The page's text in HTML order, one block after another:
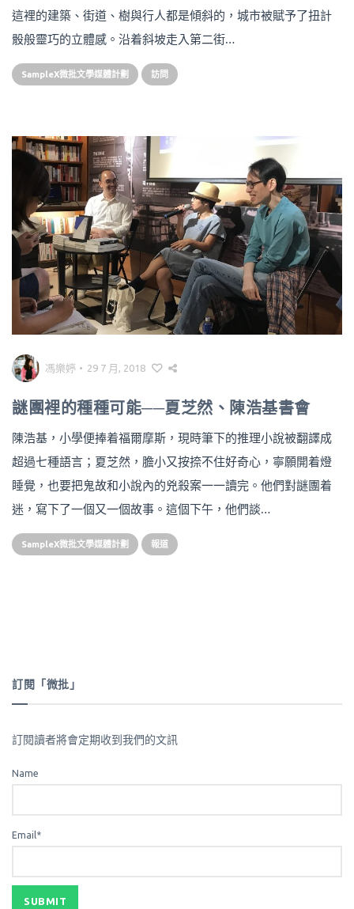
這裡的建築、街道、樹與行人都是傾斜的，城市被賦予了扭計
骰般靈巧的立體感。沿着斜坡走入第二街…
SampleX微批文學媒體計劃 訪問
馮樂婷 • 29 7 月, 2018
謎團裡的種種可能──夏芝然、陳浩基書會
陳浩基，小學便捧着福爾摩斯，現時筆下的推理小說被翻譯成
超過七種語言；夏芝然，膽小又按捺不住好奇心，寧願開着燈
睡覺，也要把鬼故和小說內的兇殺案一一讀完。他們對謎團着
迷，寫下了一個又一個故事。這個下午，他們談…
SampleX微批文學媒體計劃 報道
訂閱「微批」
訂閱讀者將會定期收到我們的文訊
Name
Email*